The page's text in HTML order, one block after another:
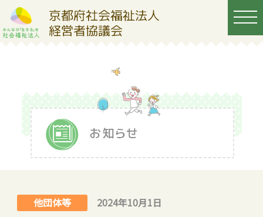
他団体等 2024年10月1日